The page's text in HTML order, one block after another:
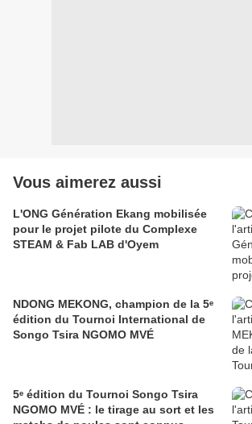
Vous aimerez aussi
L'ONG Génération Ekang mobilisée
pour le projet pilote du Complexe
STEAM & Fab LAB d'Oyem
NDONG MEKONG, champion de la 5ᵉ
édition du Tournoi International de
Songo Tsira NGOMO MVÉ
5ᵉ édition du Tournoi Songo Tsira
NGOMO MVÉ : le tirage au sort et les